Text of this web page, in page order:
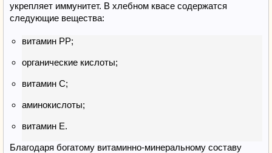
укрепляет иммунитет. В хлебном квасе содержатся
следующие вещества:
витамин РР;
органические кислоты;
витамин С;
аминокислоты;
витамин Е.
Благодаря богатому витаминно-минеральному составу